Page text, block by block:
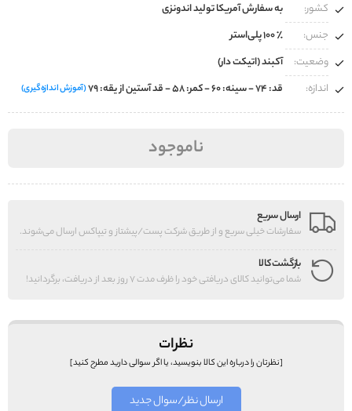
کشور:
به سفارش آمریکا تولید اندونزی
جنس:
وضعیت:
آکبند (اتیکت دار)
اندازه:
قد: ۷۴ - سینه: ۶۰ - کمر: ۵۸ - قد آستین از یقه: ۷۹ (آموزش اندازه‌گیری)
ناموجود
ارسال سریع
سفارشات خیلی سریع و از طریق شرکت پست/پیشتاز و تیپاکس ارسال می‌شوند.
بازگشت کالا
شما می‌توانید کالای دریافتی خود را ظرف مدت 7 روز بعد از دریافت، برگردانید!
نظرات
[نظرتان را درباره این کالا بنویسید، یا اگر سوالی دارید مطرح کنید]
ارسال نظر/سوال جدید